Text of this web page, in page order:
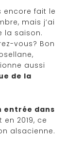
encore fait le
mais j’ai
la saison.
vous? Bon
aussi
de la
entrée dans
2019, ce
alsacienne.